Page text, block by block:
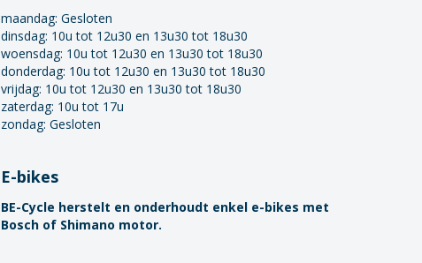
maandag:Gesloten
dinsdag: 10u tot 12u30 en 13u30 tot 18u30
woensdag: 10u tot 12u30 en 13u30 tot 18u30
donderdag: 10u tot 12u30 en 13u30 tot 18u30
vrijdag: 10u tot 12u30 en 13u30 tot 18u30
zaterdag: 10u tot 17u
zondag: Gesloten
E-bikes
BE-Cycle herstelt en onderhoudt enkel e-bikes met
Bosch of Shimano motor.